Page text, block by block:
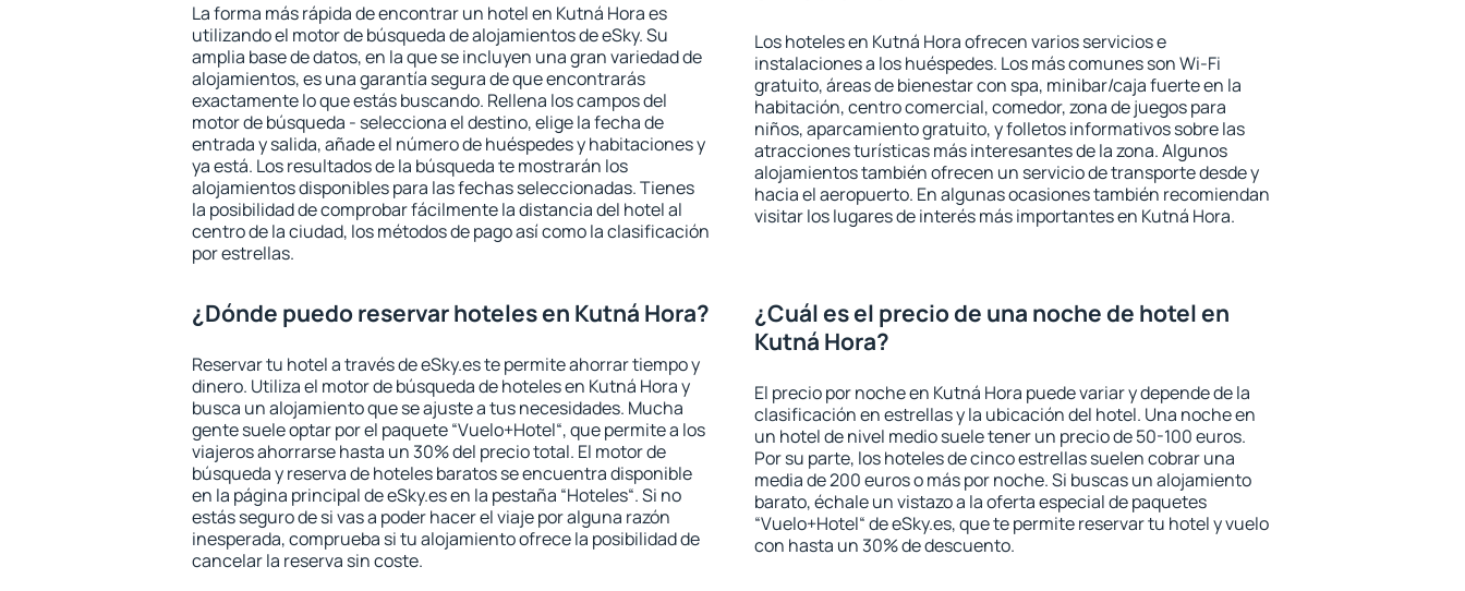
La forma más rápida de encontrar un hotel en Kutná Hora es
utilizando el motor de búsqueda de alojamientos de eSky. Su
amplia base de datos, en la que se incluyen una gran variedad de
alojamientos, es una garantía segura de que encontrarás
exactamente lo que estás buscando. Rellena los campos del
motor de búsqueda - selecciona el destino, elige la fecha de
entrada y salida, añade el número de huéspedes y habitaciones y
ya está. Los resultados de la búsqueda te mostrarán los
alojamientos disponibles para las fechas seleccionadas. Tienes
la posibilidad de comprobar fácilmente la distancia del hotel al
centro de la ciudad, los métodos de pago así como la clasificación
por estrellas.
Los hoteles en Kutná Hora ofrecen varios servicios e
instalaciones a los huéspedes. Los más comunes son Wi-Fi
gratuito, áreas de bienestar con spa, minibar/caja fuerte en la
habitación, centro comercial, comedor, zona de juegos para
niños, aparcamiento gratuito, y folletos informativos sobre las
atracciones turísticas más interesantes de la zona. Algunos
alojamientos también ofrecen un servicio de transporte desde y
hacia el aeropuerto. En algunas ocasiones también recomiendan
visitar los lugares de interés más importantes en Kutná Hora.
¿Dónde puedo reservar hoteles en Kutná Hora?
Reservar tu hotel a través de eSky.es te permite ahorrar tiempo y
dinero. Utiliza el motor de búsqueda de hoteles en Kutná Hora y
busca un alojamiento que se ajuste a tus necesidades. Mucha
gente suele optar por el paquete “Vuelo+Hotel“, que permite a los
viajeros ahorrarse hasta un 30% del precio total. El motor de
búsqueda y reserva de hoteles baratos se encuentra disponible
en la página principal de eSky.es en la pestaña “Hoteles“. Si no
estás seguro de si vas a poder hacer el viaje por alguna razón
inesperada, comprueba si tu alojamiento ofrece la posibilidad de
cancelar la reserva sin coste.
¿Cuál es el precio de una noche de hotel en
Kutná Hora?
El precio por noche en Kutná Hora puede variar y depende de la
clasificación en estrellas y la ubicación del hotel. Una noche en
un hotel de nivel medio suele tener un precio de 50-100 euros.
Por su parte, los hoteles de cinco estrellas suelen cobrar una
media de 200 euros o más por noche. Si buscas un alojamiento
barato, échale un vistazo a la oferta especial de paquetes
“Vuelo+Hotel“ de eSky.es, que te permite reservar tu hotel y vuelo
con hasta un 30% de descuento.